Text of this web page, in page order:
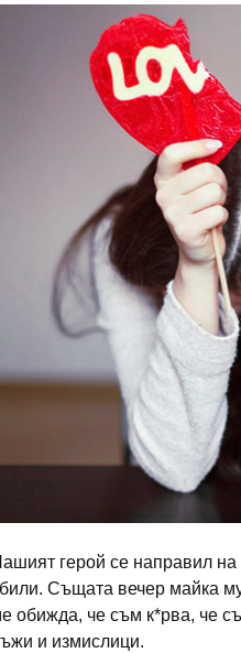
герой се направил
Същата вечер майка
обижда, че съм к*рва, че
и измислици.